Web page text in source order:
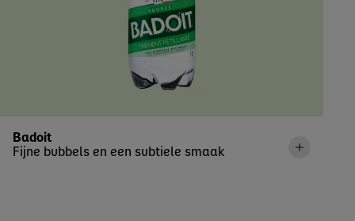
Fijne bubbels en een subtiele smaak
Badoit